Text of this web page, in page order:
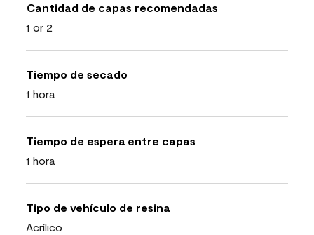
Cantidad de capas recomendadas
1 or 2
Tiempo de secado
1 hora
Tiempo de espera entre capas
1 hora
Tipo de vehículo de resina
Acrílico